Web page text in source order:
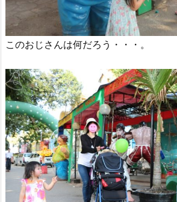
このおじさんは何だろう・・・。